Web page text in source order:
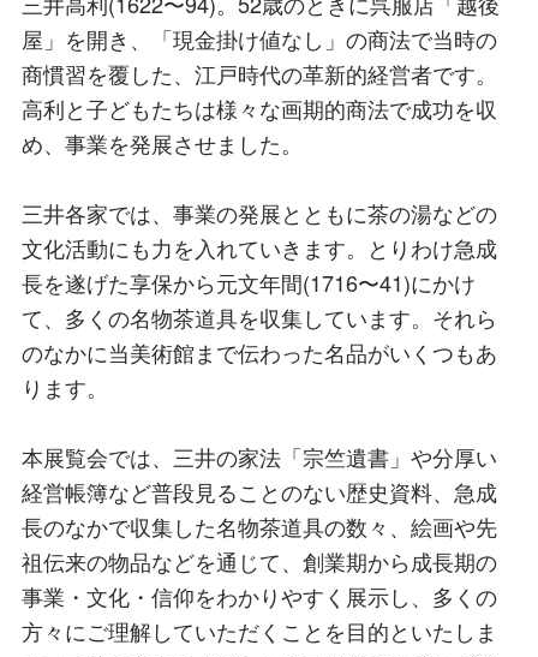
屋」を開き、「現金掛け値なし」の商法で当時の
商慣習を覆した、江戸時代の革新的経営者です。
高利と子どもたちは様々な画期的商法で成功を収
め、事業を発展させました。
三井各家では、事業の発展とともに茶の湯などの
文化活動にも力を入れていきます。とりわけ急成
長を遂げた享保から元文年間(1716〜41)にかけ
て、多くの名物茶道具を収集しています。それら
のなかに当美術館まで伝わった名品がいくつもあ
ります。
本展覧会では、三井の家法「宗竺遺書」や分厚い
経営帳簿など普段見ることのない歴史資料、急成
長のなかで収集した名物茶道具の数々、絵画や先
祖伝来の物品などを通じて、創業期から成長期の
事業・文化・信仰をわかりやすく展示し、多くの
方々にご理解していただくことを目的といたしま